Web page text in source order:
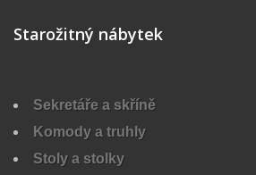
Starožitný nábytek
Sekretáře a skříně
Komody a truhly
Stoly a stolky